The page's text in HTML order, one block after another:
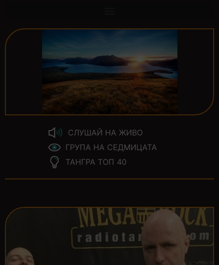
СЛУШАЙ НА ЖИВО
ГРУПА НА СЕДМИЦАТА
ТАНГРА ТОП 40